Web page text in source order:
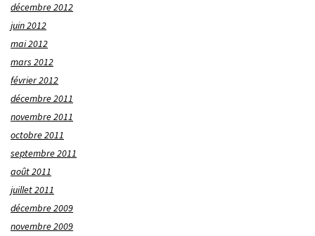
décembre 2012
juin 2012
mai 2012
mars 2012
février 2012
décembre 2011
novembre 2011
octobre 2011
septembre 2011
août 2011
juillet 2011
décembre 2009
novembre 2009